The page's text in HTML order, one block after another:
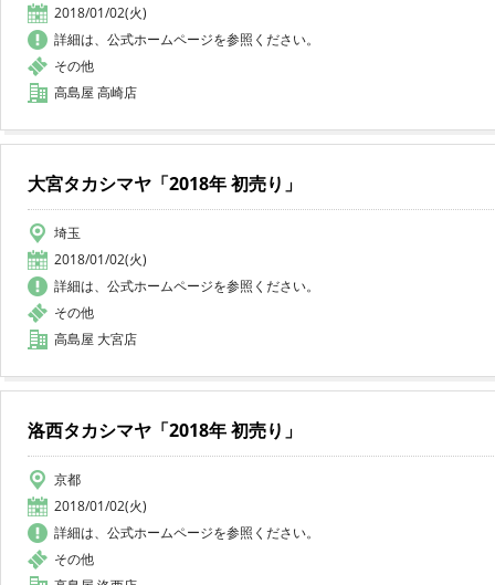
2018/01/02(火)
詳細は、公式ホームページを参照ください。
その他
高島屋 高崎店
大宮タカシマヤ「2018年 初売り」
埼玉
2018/01/02(火)
詳細は、公式ホームページを参照ください。
その他
高島屋 大宮店
洛西タカシマヤ「2018年 初売り」
京都
2018/01/02(火)
詳細は、公式ホームページを参照ください。
その他